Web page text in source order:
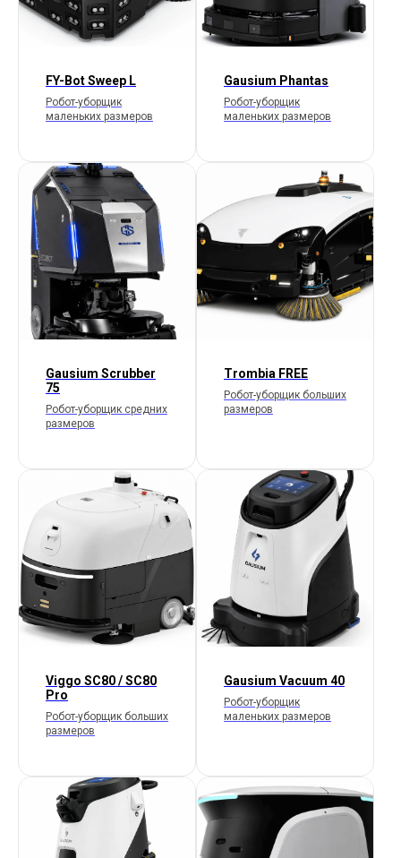
FY-Bot Sweep L
Робот-уборщик
маленьких размеров
Gausium Phantas
Робот-уборщик
маленьких размеров
Gausium Scrubber
75
Робот-уборщик средних
размеров
Trombia FREE
Робот-уборщик больших
размеров
Viggo SC80 / SC80
Pro
Робот-уборщик больших
размеров
Gausium Vacuum 40
Робот-уборщик
маленьких размеров